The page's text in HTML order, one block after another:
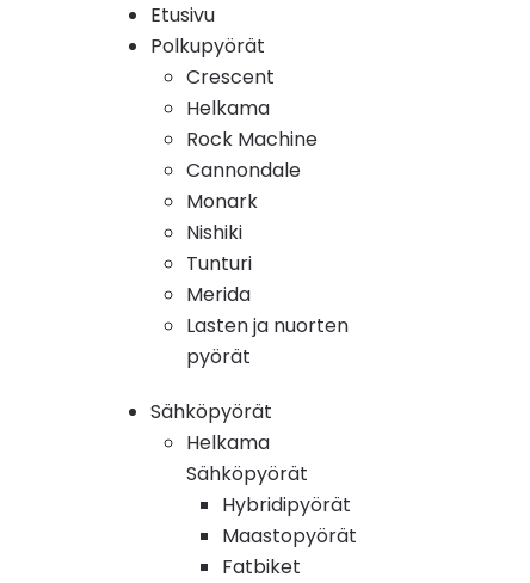
Etusivu
Polkupyörät
Crescent
Helkama
Rock Machine
Cannondale
Monark
Nishiki
Tunturi
Merida
Lasten ja nuorten
pyörät
Sähköpyörät
Helkama
Sähköpyörät
Hybridipyörät
Maastopyörät
Fatbiket